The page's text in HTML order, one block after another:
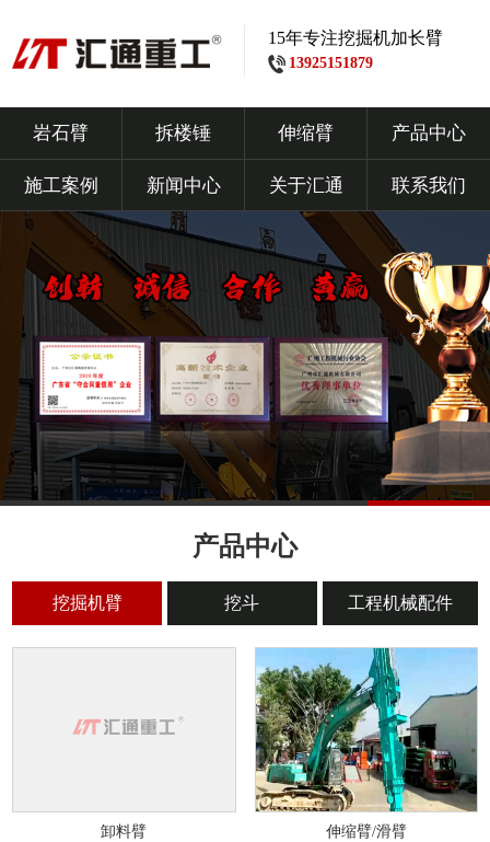
15年专注挖掘机加长臂
13925151879
岩石臂 拆楼锤 伸缩臂 产品中心
施工案例 新闻中心 关于汇通 联系我们
产品中心
挖掘机臂 挖斗 工程机械配件
卸料臂 伸缩臂/滑臂